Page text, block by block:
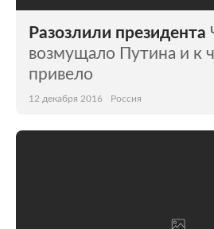
Разозлили президента
возмущало Путина и к
привело
12 декабря 2016 Россия